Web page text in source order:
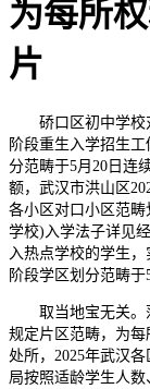
为每所
片
硚口区初中学校对
阶段重生入学招生
分范畴于5月20日连
额，武汉市洪山区
各小区对口小区范
学校)入学法子详见
入热点学校的学生
阶段学区划分范畴于
取当地宝无关。
规定片区范畴，为
处所，2025年武汉
局按照适龄学生人